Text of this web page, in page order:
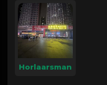
Horlaarsman